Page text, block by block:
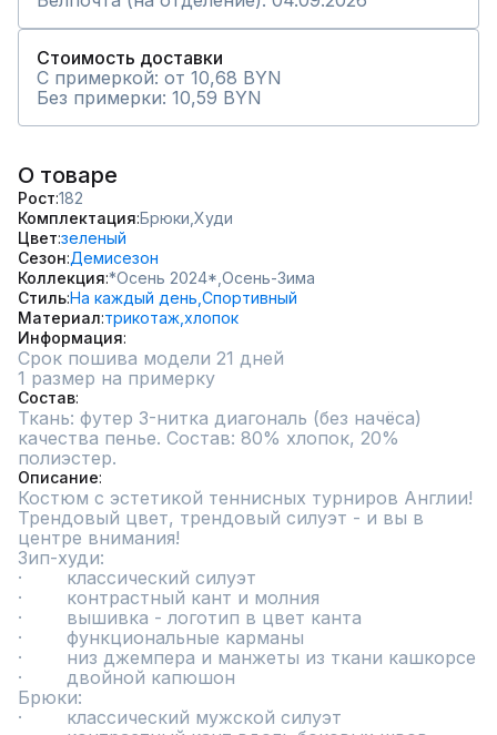
Стоимость доставки
С примеркой: от 10,68 BYN
Без примерки: 10,59 BYN
О товаре
Рост 182
Комплектация Брюки, Худи
Цвет зеленый
Сезон Демисезон
Коллекция *Осень 2024*, Осень-Зима
СтильНа каждый день, Спортивный
Материал трикотаж, хлопок
Информация
Срок пошива модели 21 дней
1 размер на примерку
Состав
Ткань: футер 3-нитка диагональ (без начёса)
качества пенье. Состав: 80% хлопок, 20%
полиэстер.
Описание
Костюм с эстетикой теннисных турниров Англии!
Трендовый цвет, трендовый силуэт - и вы в
центре внимания!
Зип-худи:
·        классический силуэт
·        контрастный кант и молния
·        вышивка - логотип в цвет канта
·        функциональные карманы
·        низ джемпера и манжеты из ткани кашкорсе
·        двойной капюшон
Брюки:
·        классический мужской силуэт